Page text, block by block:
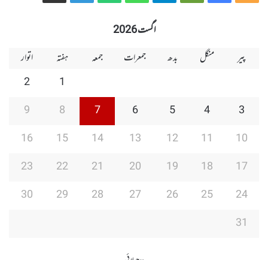
اگست 2026
پیر
منگل بدھ جمعرات جمعہ ہفتہ
اتوار
1
2
3
4
5
6
7
8
9
10
11
12
13
14
15
16
17
18
19
20
21
22
23
24
25
26
27
28
29
30
31